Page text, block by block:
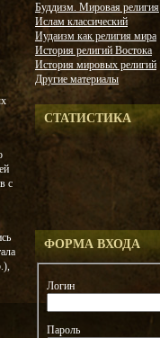
с
Буддизм. Мировая религия
Ислам классический
Иудаизм как религия мира
История религий Востока
История мировых религий
Другие материалы
СТАТИСТИКА
ФОРМА ВХОДА
Логин
Пароль